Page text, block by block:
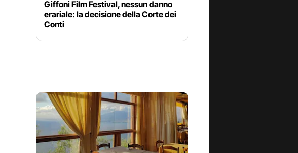
Giffoni Film Festival, nessun danno
erariale: la decisione della Corte dei
Conti